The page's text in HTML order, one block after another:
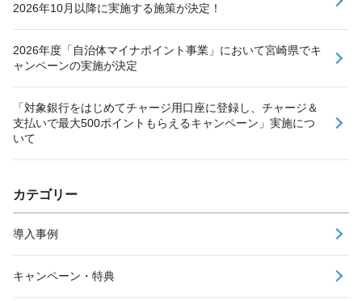
2026年10月以降に実施する施策が決定！
2026年度「自治体マイナポイント事業」において宮崎県でキ
ャンペーンの実施が決定
「対象銀行をはじめてチャージ用口座に登録し、チャージ＆
支払いで最大500ポイントもらえるキャンペーン」実施につ
いて
カテゴリー
導入事例
キャンペーン・特典